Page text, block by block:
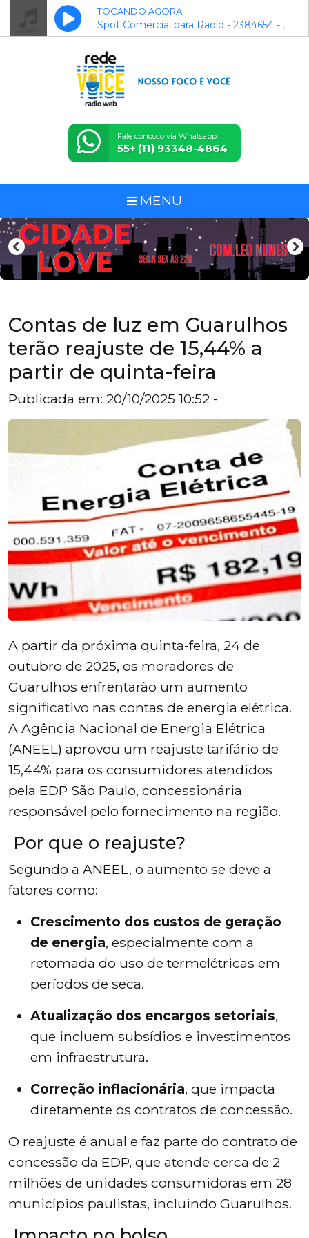
TOCANDO AGORA
Spot Comercial para Radio - 2384654 - O Antigao
Fale conosco via Whatsapp:
55+ (11) 93348-4864
MENU
Contas de luz em Guarulhos
terão reajuste de 15,44% a
partir de quinta-feira
Publicada em: 20/10/2025 10:52 -
A partir da próxima quinta-feira, 24 de
outubro de 2025, os moradores de
Guarulhos enfrentarão um aumento
significativo nas contas de energia elétrica.
A Agência Nacional de Energia Elétrica
(ANEEL) aprovou um reajuste tarifário de
15,44% para os consumidores atendidos
pela EDP São Paulo, concessionária
responsável pelo fornecimento na região.
Por que o reajuste?
Segundo a ANEEL, o aumento se deve a
fatores como:
Crescimento dos custos de geração
de energia, especialmente com a
retomada do uso de termelétricas em
períodos de seca.
Atualização dos encargos setoriais,
que incluem subsídios e investimentos
em infraestrutura.
Correção inflacionária, que impacta
diretamente os contratos de concessão.
O reajuste é anual e faz parte do contrato de
concessão da EDP, que atende cerca de 2
milhões de unidades consumidoras em 28
municípios paulistas, incluindo Guarulhos.